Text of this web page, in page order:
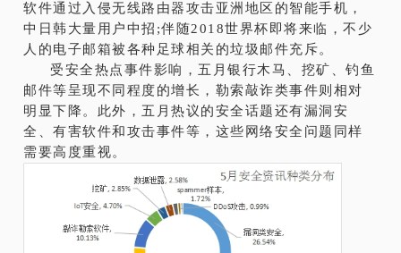
软件通过入侵无线路由器攻击亚洲地区的智能手机，
中日韩大量用户中招;伴随2018世界杯即将来临，不少
人的电子邮箱被各种足球相关的垃圾邮件充斥。
受安全热点事件影响，五月银行木马、挖矿、钓鱼
邮件等呈现不同程度的增长，勒索敲诈类事件则相对
明显下降。此外，五月热议的安全话题还有漏洞安
全、有害软件和攻击事件等，这些网络安全问题同样
需要高度重视。